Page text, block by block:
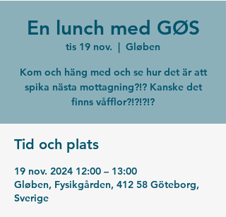
En lunch med GØS
tis 19 nov.
  |
Gløben
Kom och häng med och se hur det är att
spika nästa mottagning?!? Kanske det
finns våfflor?!?!?!?
Tid och plats
19 nov. 2024 12:00 – 13:00
Gløben, Fysikgården, 412 58 Göteborg,
Sverige